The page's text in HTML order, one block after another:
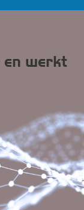
en werkt